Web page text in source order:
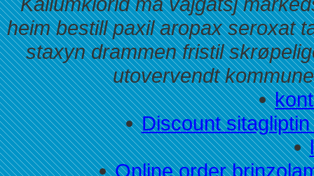
heimbestill paxil aropax seroxat
staxyn drammen fristil
utovervendt
Discount
Online order